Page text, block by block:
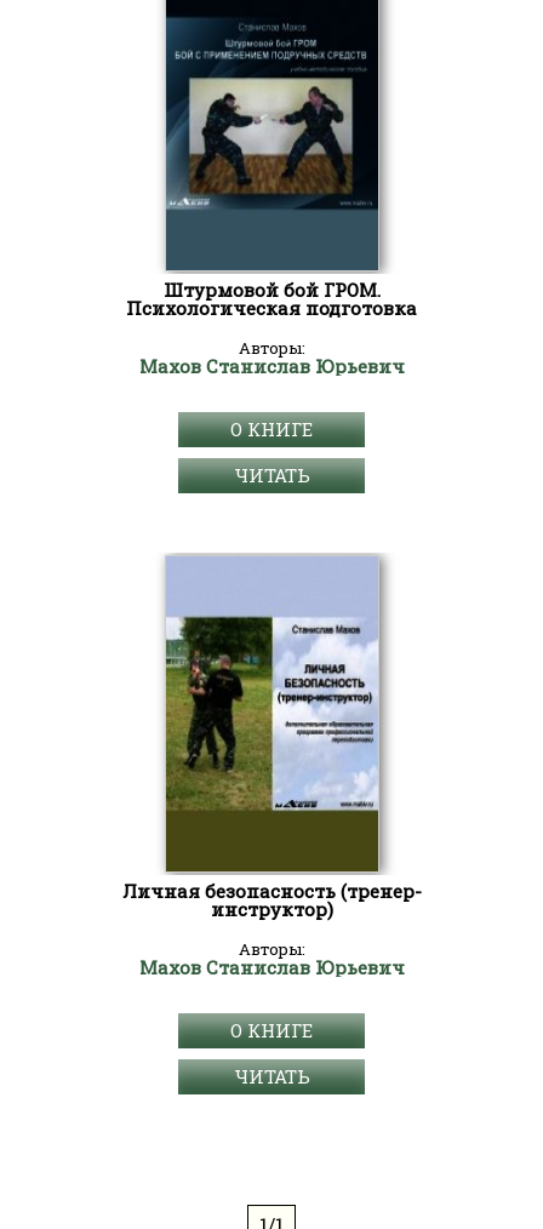
Штурмовой бой ГРОМ.
Психологическая подготовка
Авторы:
Махов Станислав Юрьевич
О КНИГЕ
ЧИТАТЬ
Личная безопасность (тренер-
инструктор)
Авторы:
Махов Станислав Юрьевич
О КНИГЕ
ЧИТАТЬ